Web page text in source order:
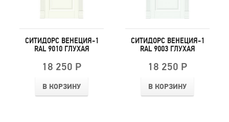
СИТИДОРС ВЕНЕЦИЯ-1
RAL 9010 ГЛУХАЯ
18 250 Р
В КОРЗИНУ
СИТИДОРС ВЕНЕЦИЯ-1
RAL 9003 ГЛУХАЯ
18 250 Р
В КОРЗИНУ